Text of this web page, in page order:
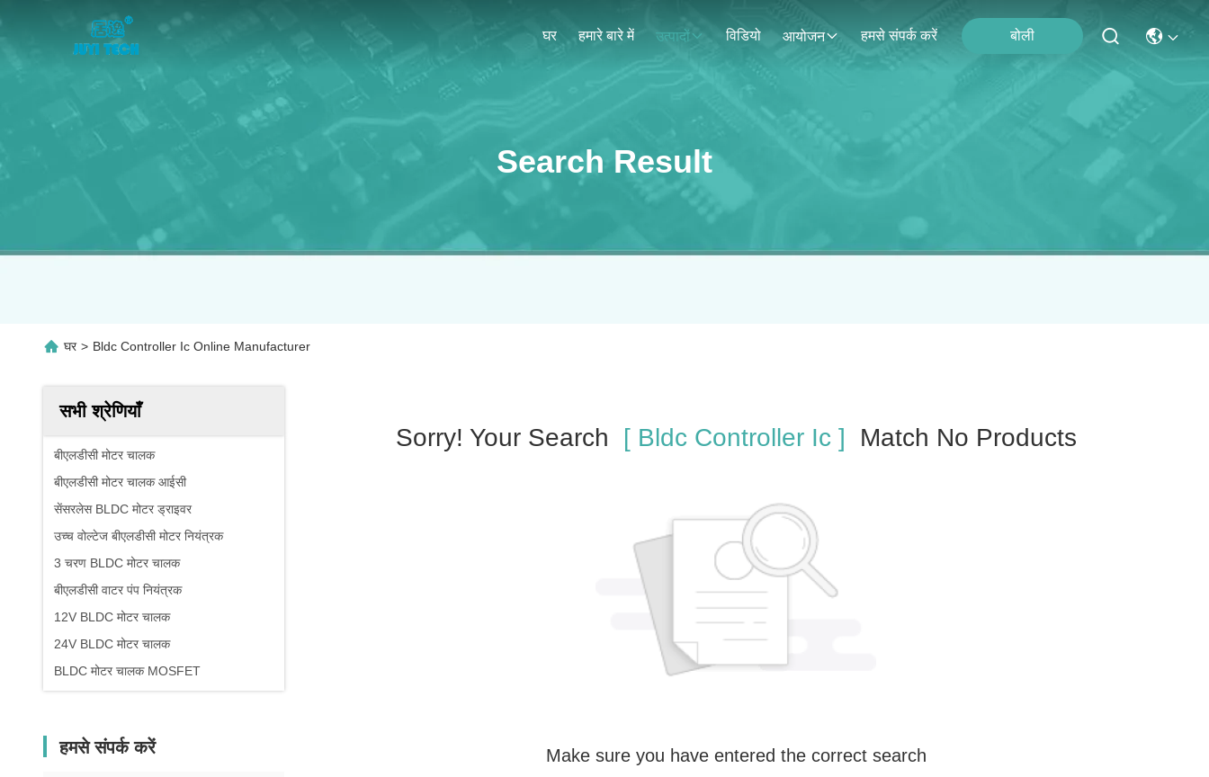
घर हमारे बारे में उत्पादों विडियो आयोजन हमसे संपर्क करें बोली
Search Result
घर > Bldc Controller Ic Online Manufacturer
सभी श्रेणियाँ
बीएलडीसी मोटर चालक
बीएलडीसी मोटर चालक आईसी
सेंसरलेस BLDC मोटर ड्राइवर
उच्च वोल्टेज बीएलडीसी मोटर नियंत्रक
3 चरण BLDC मोटर चालक
बीएलडीसी वाटर पंप नियंत्रक
12V BLDC मोटर चालक
24V BLDC मोटर चालक
BLDC मोटर चालक MOSFET
हमसे संपर्क करें
Sorry! Your Search [ Bldc Controller Ic ] Match No Products
Make sure you have entered the correct search